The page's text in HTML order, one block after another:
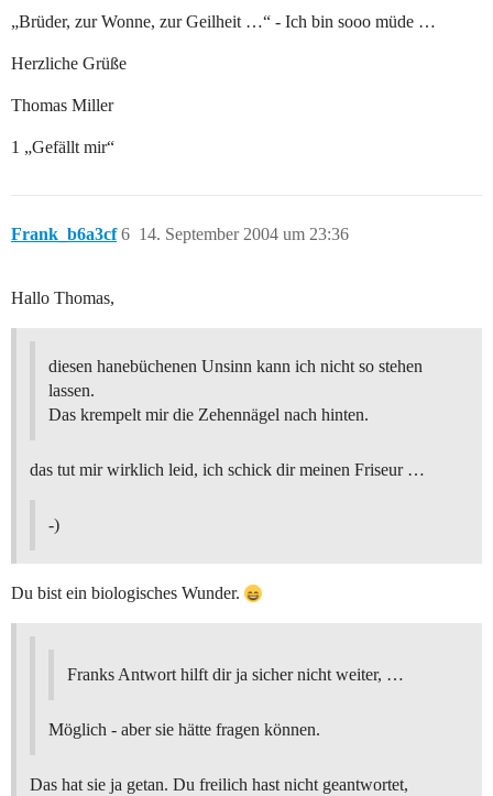
„Brüder, zur Wonne, zur Geilheit …“ - Ich bin sooo müde …
Herzliche Grüße
Thomas Miller
1 „Gefällt mir“
Frank_b6a3cf 14. September 2004 um 23:36
6
Hallo Thomas,
diesen hanebüchenen Unsinn kann ich nicht so stehen
lassen.
Das krempelt mir die Zehennägel nach hinten.
das tut mir wirklich leid, ich schick dir meinen Friseur …
-)
Du bist ein biologisches Wunder.
Franks Antwort hilft dir ja sicher nicht weiter, …
Möglich - aber sie hätte fragen können.
Das hat sie ja getan. Du freilich hast nicht geantwortet,